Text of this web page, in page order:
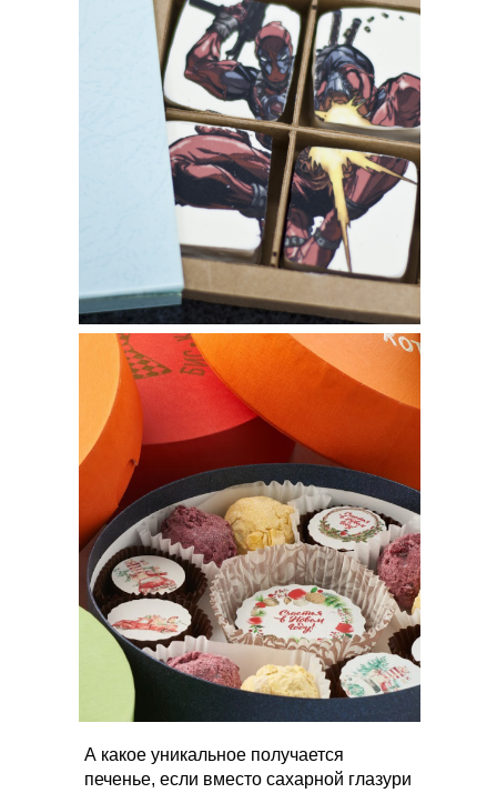
А какое уникальное получается
печенье, если вместо сахарной глазури